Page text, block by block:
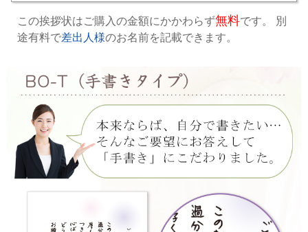
この挨拶状はご購入の金額にかかわらず無料です。 別
途有料で差出人様のお名前を記載できます。